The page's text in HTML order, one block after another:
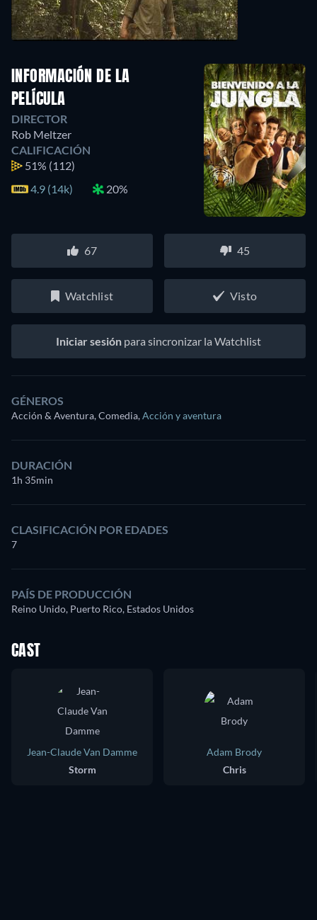
INFORMACIÓN DE LA
PELÍCULA
DIRECTOR
Rob Meltzer
CALIFICACIÓN
51% (112)
4.9 (14k)
20%
67 45
Watchlist Visto
Iniciar sesión para sincronizar la Watchlist
GÉNEROS
Acción & Aventura, Comedia,Acción y aventura
DURACIÓN
1h 35min
CLASIFICACIÓN POR EDADES
7
PAÍS DE PRODUCCIÓN
Reino Unido, Puerto Rico, Estados Unidos
CAST
Jean-Claude Van Damme
Storm
Adam Brody
Chris